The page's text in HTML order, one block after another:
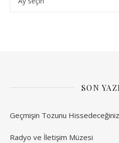
SON
Geçmişin Tozunu
Radyo ve İletişim Müzesi